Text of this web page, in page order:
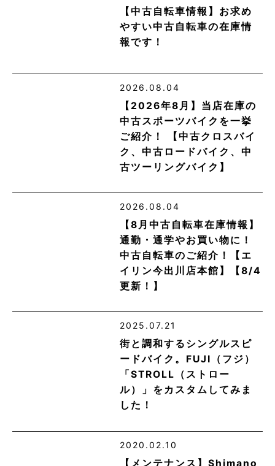
【中古自転車情報】お求め
やすい中古自転車の在庫情
報です！
2026.08.04
【2026年8月】当店在庫の
中古スポーツバイクを一挙
ご紹介！ 【中古クロスバイ
ク、中古ロードバイク、中
古ツーリングバイク】
2026.08.04
【8月中古自転車在庫情報】
通勤・通学やお買い物に！
中古自転車のご紹介！【エ
イリン今出川店本館】【8/4
更新！】
2025.07.21
街と調和するシングルスピ
ードバイク。FUJI（フジ）
「STROLL（ストロー
ル）」をカスタムしてみま
した！
2020.02.10
【メンテナンス】Shimano